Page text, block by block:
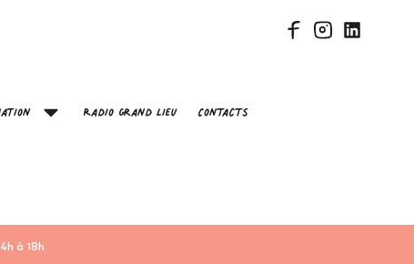
Radio Grand Lieu Contacts
à 18h